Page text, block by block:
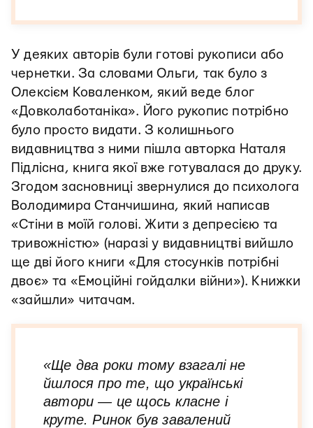
У деяких авторів були готові рукописи або
чернетки. За словами Ольги, так було з
Олексієм Коваленком, який веде блог
«Довколаботаніка». Його рукопис потрібно
було просто видати. З колишнього
видавництва з ними пішла авторка Наталя
Підлісна, книга якої вже готувалася до друку.
Згодом засновниці звернулися до психолога
Володимира Станчишина, який написав
«Стіни в моїй голові. Жити з депресією та
тривожністю» (наразі у видавництві вийшло
ще дві його книги «Для стосунків потрібні
двоє» та «Емоційні гойдалки війни»). Книжки
«зайшли» читачам.
«Ще два роки тому взагалі не
йшлося про те, що українські
автори — це щось класне і
круте. Ринок був завалений